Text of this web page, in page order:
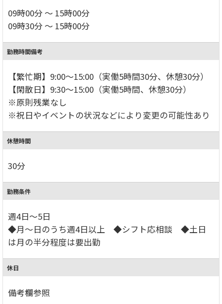
09時00分 ～ 15時00分
09時30分 ～ 15時00分
勤務時間備考
【繁忙期】9:00～15:00（実働5時間30分、休憩30分）
【閑散日】9:30～15:00（実働5時間、休憩30分）
※原則残業なし
※祝日やイベントの状況などにより変更の可能性あり
休憩時間
30分
勤務条件
週4日～5日
◆月～日のうち週4日以上 ◆シフト応相談 ◆土日
は月の半分程度は要出勤
休日
備考欄参照